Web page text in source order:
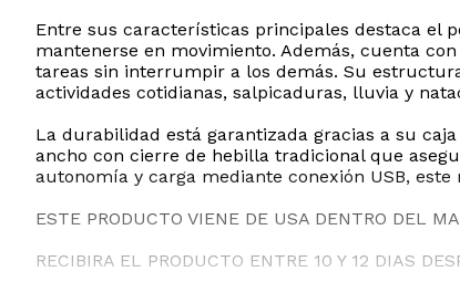
Entre sus características principales destaca el
mantenerse en movimiento. Además, cuenta
tareas sin interrumpir a los demás. Su
actividades cotidianas, salpicaduras, lluvia y
La durabilidad está garantizada gracias a su
ancho con cierre de hebilla tradicional que
autonomía y carga mediante conexión USB,
ESTE PRODUCTO VIENE DE USA DENTRO DEL
RECIBIRA EL PRODUCTO ENTRE 10 Y 12 DIAS